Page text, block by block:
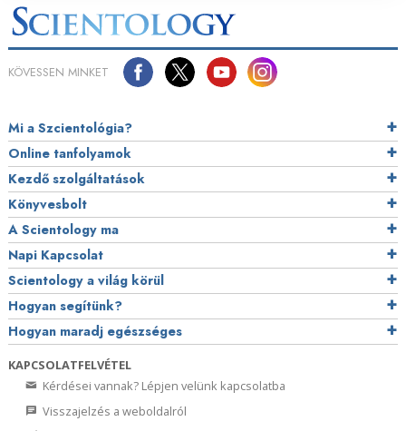
KÖVESSEN MINKET
Mi a Szcientológia?
Online tanfolyamok
Kezdő szolgáltatások
Könyvesbolt
A Scientology ma
Napi Kapcsolat
Scientology a világ körül
Hogyan segítünk?
Hogyan maradj egészséges
KAPCSOLATFELVÉTEL
Kérdései vannak? Lépjen velünk kapcsolatba
Visszajelzés a weboldalról